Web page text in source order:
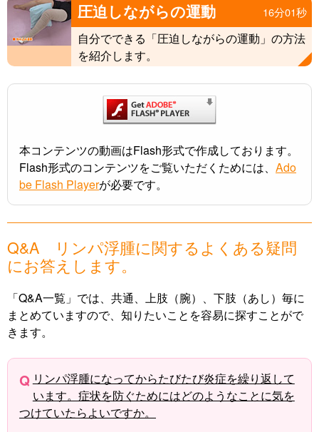
圧迫しながらの運動 16分01秒
自分でできる「圧迫しながらの運動」の方法
を紹介します。
本コンテンツの動画はFlash形式で作成しております。
Flash形式のコンテンツをご覧いただくためには、 Ado
be Flash Playerが必要です。
Q&A リンパ浮腫に関するよくある疑問
にお答えします。
「Q&A一覧」では、共通、上肢（腕）、下肢（あし）毎に
まとめていますので、知りたいことを容易に探すことがで
きます。
リンパ浮腫になってからたびたび炎症を繰り返して
います。症状を防ぐためにはどのようなことに気を
つけていたらよいですか。